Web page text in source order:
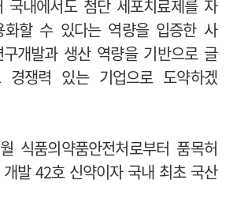
국내에서도 첨단 세포치료제를 자
화할 수 있다는 역량을 입증한 사
개발과 생산 역량을 기반으로 글
경쟁력 있는 기업으로 도약하겠
식품의약품안전처로부터 품목허
발 42호 신약이자 국내 최초 국산